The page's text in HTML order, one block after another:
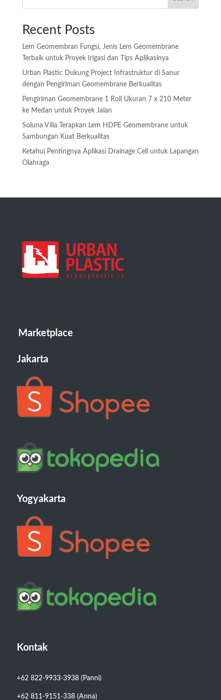
Recent Posts
Lem Geomembran Fungsi, Jenis Lem Geomembrane
Terbaik untuk Proyek Irigasi dan Tips Aplikasinya
Urban Plastic Dukung Project Infrastruktur di Sanur
dengan Pengiriman Geomembrane Berkualitas
Pengiriman Geomembrane 1 Roll Ukuran 7 x 210 Meter
ke Medan untuk Proyek Jalan
Soluna Villa Terapkan Lem HDPE Geomembrane untuk
Sambungan Kuat Berkualitas
Ketahui Pentingnya Aplikasi Drainage Cell untuk Lapangan
Olahraga
Marketplace
Jakarta
Yogyakarta
Kontak
+62 822-9933-3938 (Panni)
+62 811-9151-338 (Anna)